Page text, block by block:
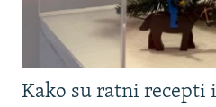
Kako su ratni recepti